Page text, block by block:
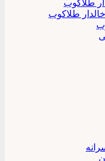
طلاکوب
طلاکوب